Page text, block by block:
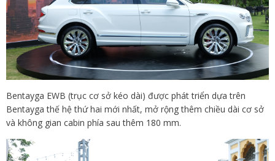
Bentayga EWB (trục cơ sở kéo dài) được phát triển dựa trên
Bentayga thế hệ thứ hai mới nhất, mở rộng thêm chiều dài cơ sở
và không gian cabin phía sau thêm 180 mm.